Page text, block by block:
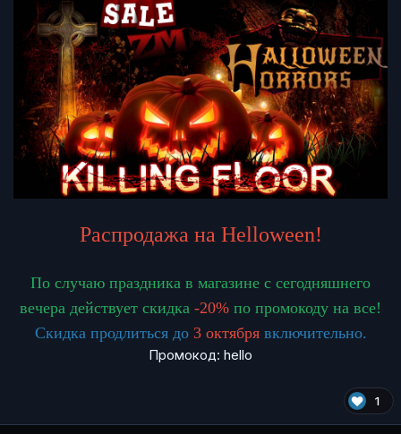
Распродажа на Helloween!
По случаю праздника в магазине с сегодняшнего
вечера действует скидка -20% по промокоду на все!
Скидка продлиться до 3 октябрявключительно.
Промокод: hello
1